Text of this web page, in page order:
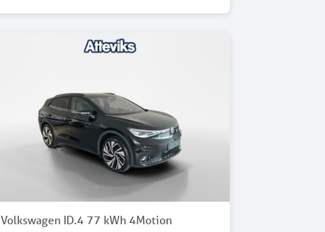
Volkswagen ID.4 77 kWh 4Motion